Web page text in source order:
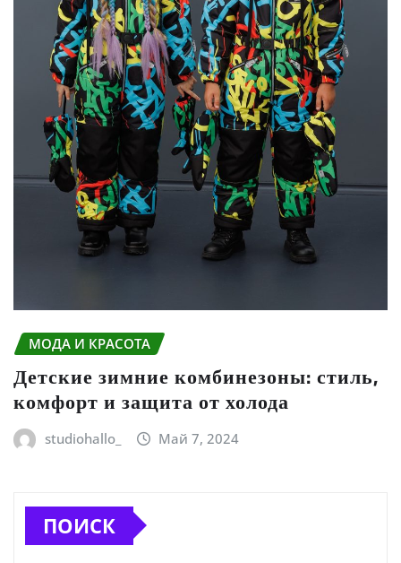
МОДА И КРАСОТА
Детские зимние комбинезоны: стиль,
комфорт и защита от холода
studiohallo_ Май 7, 2024
ПОИСК